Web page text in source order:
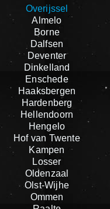
Overijssel
Almelo
Borne
Dalfsen
Deventer
Dinkelland
Enschede
Haaksbergen
Hardenberg
Hellendoorn
Hengelo
Hof van Twente
Kampen
Losser
Oldenzaal
Olst-Wijhe
Ommen